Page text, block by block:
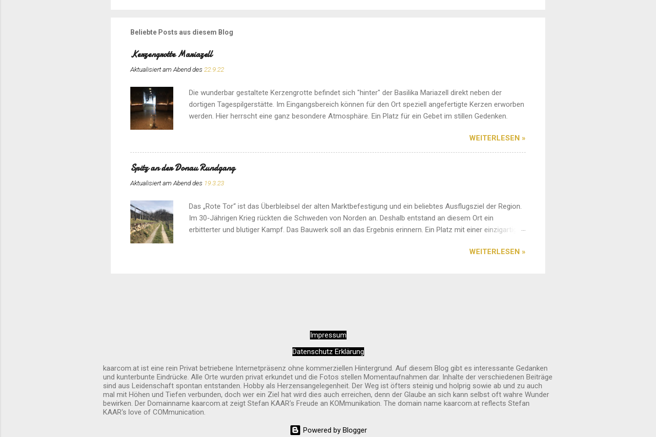
Beliebte Posts aus diesem Blog
Kerzengrotte Mariazell
Aktualisiert am Abend des 22.9.22
Die wunderbar gestaltete Kerzengrotte befindet sich "hinter" der Basilika Mariazell direkt neben der
dortigen Tagespilgerstätte. Im Eingangsbereich können für den Ort speziell angefertigte Kerzen erworben
werden. Hier herrscht eine ganz besondere Atmosphäre. Ein Platz für ein Gebet im stillen Gedenken.
WEITERLESEN »
Spitz an der Donau Rundgang
Aktualisiert am Abend des 19.3.23
Das „Rote Tor“ ist das Überbleibsel der alten Marktbefestigung und ein beliebtes Ausflugsziel der Region.
Im 30-Jährigen Krieg rückten die Schweden von Norden an. Deshalb entstand an diesem Ort ein
erbitterter und blutiger Kampf. Das Bauwerk soll an das Ergebnis erinnern. Ein Platz mit einer einzigartigen
Besuch wert. Am besten kommt man über den Seiteneingang hinein. Innen wirkt das Ambiente sehr
WEITERLESEN »
Impressum
Datenschutz Erklärung
kaarcom.at ist eine rein Privat betriebene Internetpräsenz ohne kommerziellen Hintergrund. Auf diesem Blog gibt es interessante Gedanken
und kunterbunte Eindrücke. Alle Orte wurden privat erkundet und die Fotos stellen Momentaufnahmen dar. Inhalte der verschiedenen Beiträge
sind aus Leidenschaft spontan entstanden. Hobby als Herzensangelegenheit. Der Weg ist öfters steinig und holprig sowie ab und zu auch
mal mit Höhen und Tiefen verbunden, doch wer ein Ziel hat wird dies auch erreichen, denn der Glaube an sich kann selbst oft wahre Wunder
bewirken. Der Domainname kaarcom.at zeigt Stefan KAAR‘s Freude an KOMmunikation. The domain name kaarcom.at reflects Stefan
KAAR‘s love of COMmunication.
Powered by Blogger